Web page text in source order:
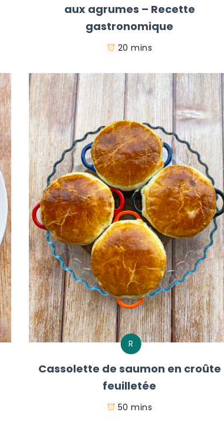
aux agrumes – Recette
gastronomique
20 mins
R
Cassolette de saumon en croûte
feuilletée
50 mins